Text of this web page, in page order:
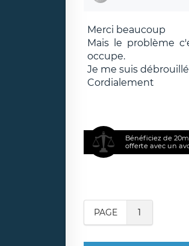
Merci beaucoup
Mais le problème
occupe.
Je me suis
Cordialement
Bénéficiez de
offerte avec un
PAGE 1